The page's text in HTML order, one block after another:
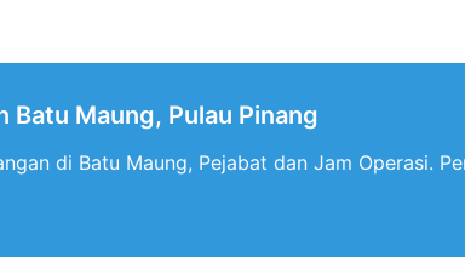
Batu Maung, Pulau Pinang
di Batu Maung, Pejabat dan Jam Operasi.